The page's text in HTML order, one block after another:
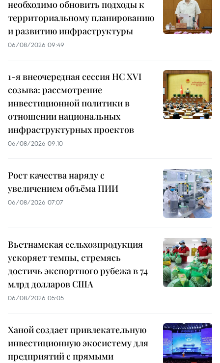
необходимо обновить подходы к
территориальному планированию
и развитию инфраструктуры
06/08/2026 09:49
1-я внеочередная сессия НС XVI
созыва: рассмотрение
инвестиционной политики в
отношении национальных
инфраструктурных проектов
06/08/2026 09:10
Рост качества наряду с
увеличением объёма ПИИ
06/08/2026 07:07
Вьетнамская сельхозпродукция
ускоряет темпы, стремясь
достичь экспортного рубежа в 74
млрд долларов США
06/08/2026 05:05
Ханой создает привлекательную
инвестиционную экосистему для
предприятий с прямыми